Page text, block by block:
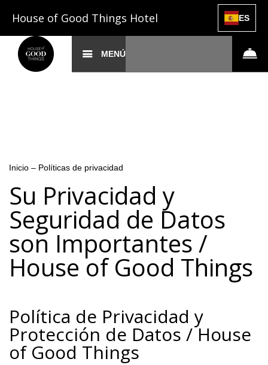
House of Good Things Hotel ES
MENÚ
Inicio – Políticas de privacidad
Su Privacidad y
Seguridad de Datos
son Importantes /
House of Good Things
Política de Privacidad y
Protección de Datos / House
of Good Things